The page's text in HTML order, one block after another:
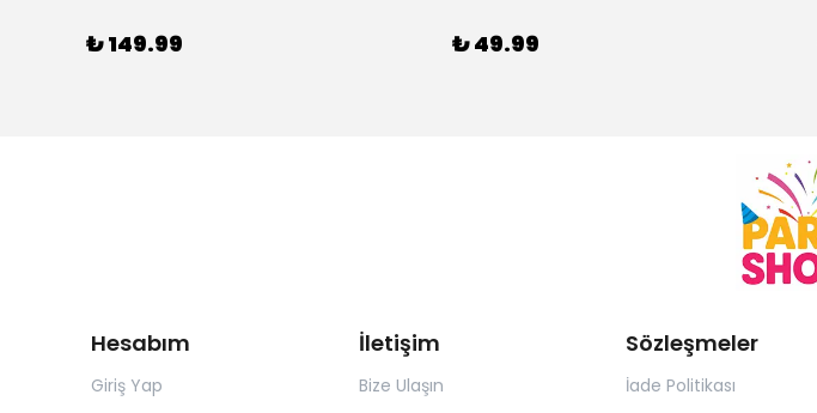
₺ 149.99 ₺ 49.99
Hesabım
Giriş Yap
İletişim
Bize Ulaşın
Sözleşmeler
İade Politikası